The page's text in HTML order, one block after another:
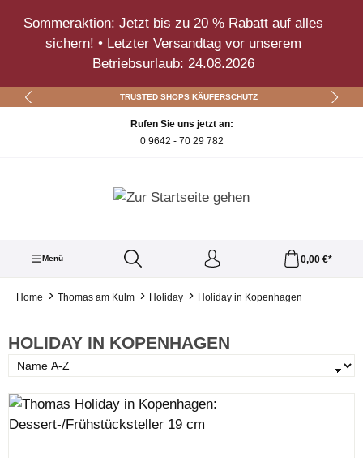
Zum Hauptinhalt springen
Sommeraktion: Jetzt bis zu 20 % Rabatt auf alles
sichern! • Letzter Versandtag vor unserem
Betriebsurlaub: 24.08.2026
TRUSTED SHOPS KÄUFERSCHUTZ
Rufen Sie uns jetzt an:
0 9642 - 70 29 782
Menü 0,00 €*
Home Thomas am Kulm Holiday Holiday in Kopenhagen
HOLIDAY IN KOPENHAGEN